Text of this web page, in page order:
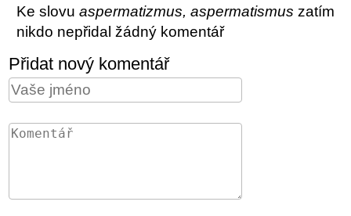
Ke slovuaspermatizmus, aspermatismus zatím
nikdo nepřidal žádný komentář
Přidat nový komentář